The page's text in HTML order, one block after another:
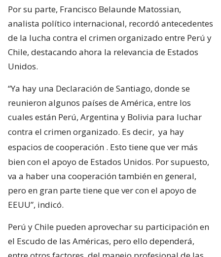
Por su parte, Francisco Belaunde Matossian,
analista político internacional, recordó antecedentes
de la lucha contra el crimen organizado entre Perú y
Chile, destacando ahora la relevancia de Estados
Unidos.
“Ya hay una Declaración de Santiago, donde se
reunieron algunos países de América, entre los
cuales están Perú, Argentina y Bolivia para luchar
contra el crimen organizado. Es decir, ya hay
espacios de cooperación . Esto tiene que ver más
bien con el apoyo de Estados Unidos. Por supuesto,
va a haber una cooperación también en general,
pero en gran parte tiene que ver con el apoyo de
EEUU”, indicó.
Perú y Chile pueden aprovechar su participación en
el Escudo de las Américas, pero ello dependerá,